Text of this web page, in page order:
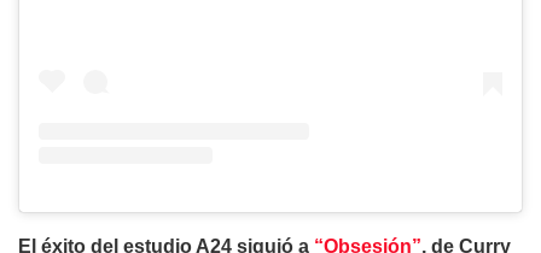
El éxito del estudio A24 siguió a “Obsesión”, de Curry